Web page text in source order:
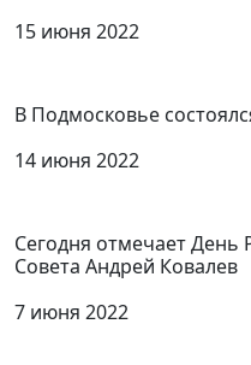
15 июня 2022
В Подмосковье
14 июня 2022
Сегодня отмечает День
Совета Андрей Ковалев
7 июня 2022